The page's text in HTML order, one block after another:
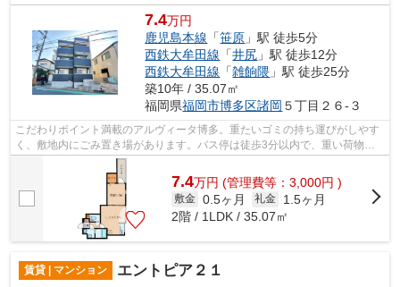
7.4万円
鹿児島本線 「笹原 」駅 徒歩5分
西鉄大牟田線 「井尻 」駅 徒歩12分
西鉄大牟田線 「雑餉隈 」駅 徒歩25分
築10年 / 35.07㎡
福岡県福岡市博多区諸岡 ５丁目２６-３
こだわりポイント満載のアルヴィータ博多。重たいゴミの持ち運びがしやす
く、敷地内にごみ置き場があります。バス停は徒歩3分以内で、重い荷物が
あっても安心です。道が平坦だと買い物...
7.4万円 (管理費等：3,000円 )
敷金 0.5ヶ月 礼金
1.5ヶ月
2階 / 1LDK / 35.07㎡
賃貸 | マンション エントピア２１